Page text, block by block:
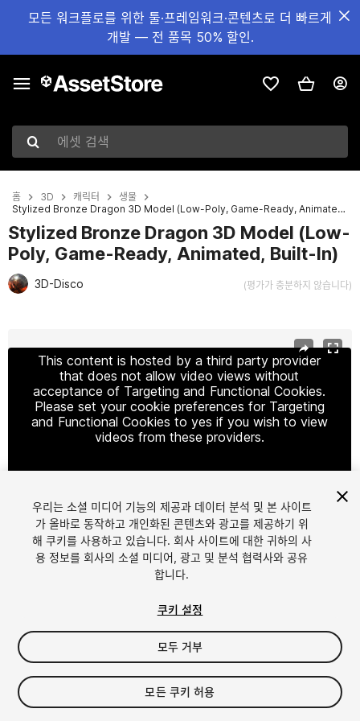
모든 워크플로를 위한 툴·프레임워크·콘텐츠로 더 빠르게
개발 — 전 품목 50% 할인.
에셋 검색
홈 3D 캐릭터
생물
Stylized Bronze Dragon 3D Model (Low-Poly, Game-Ready, Animated, Built-In)
Stylized Bronze Dragon 3D Model (Low-
Poly, Game-Ready, Animated, Built-In)
3D-Disco (평가가 충분하지 않습니다)
This content is hosted by a third party provider
that does not allow video views without
acceptance of Targeting and Functional Cookies.
Please set your cookie preferences for Targeting
and Functional Cookies to yes if you wish to view
videos from these providers.
Cookie Settings
1/23
$99
세금/부가세는 결제 시 반영됩니다.
우리는 소셜 미디어 기능의 제공과 데이터 분석 및 본 사이트
가 올바로 동작하고 개인화된 콘텐츠와 광고를 제공하기 위
해 쿠키를 사용하고 있습니다. 회사 사이트에 대한 귀하의 사
용 정보를 회사의 소셜 미디어, 광고 및 분석 협력사와 공유
합니다.
쿠키 설정
모두 거부
모든 쿠키 허용